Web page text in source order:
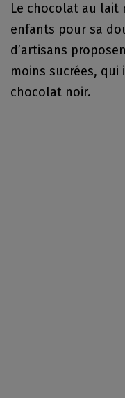
Le chocolat au lait
enfants pour sa
d’artisans
moins sucrées,
chocolat noir.